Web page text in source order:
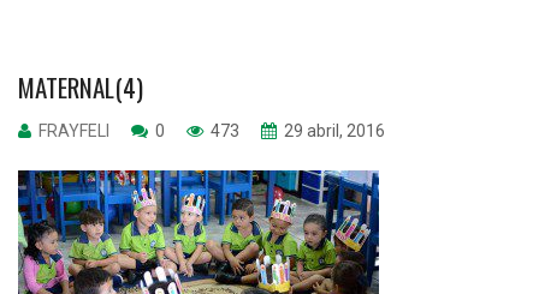
MATERNAL(4)
FRAYFELI 0 473 29 abril, 2016